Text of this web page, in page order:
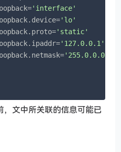
'interface'
'lo'
'static'
'127.0.0.1'
'255.0.0.0'
文中所关联的信息可能已